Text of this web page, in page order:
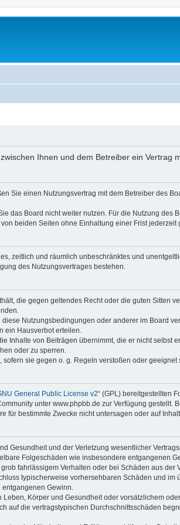
Ihnen und dem Betreiber ein Vertrag
Sie einen Nutzungsvertrag mit dem Betreiber des
das Board nicht weiter nutzen. Für die Nutzung
beiden Seiten ohne Einhaltung einer Frist jederzeit
zeitlich und räumlich unbeschränktes und
des Nutzungsvertrages bestehen.
die gegen geltendes Recht oder die guten Sitten
Nutzungsbedingungen oder anderer im Board
ein Hausverbot erteilen.
Inhalte von Beiträgen übernimmt, die er nicht selbst
oder zu sperren.
sie gegen o. g. Regeln verstoßen oder
General Public License v2“ (GPL) bereitgestellten
unter www.phpbb.de zur Verfügung gestellt.
für bestimmte Zwecke nicht untersagen oder auf
Gesundheit und der Verletzung wesentlicher
Folgeschäden wie insbesondere entgangenen
fahrlässigem Verhalten oder bei Schäden aus
typischerweise vorhersehbaren Schäden und
Gewinn.
Körper und Gesundheit oder vorsätzlichem
auf die vertragstypischen Durchschnittsschäden